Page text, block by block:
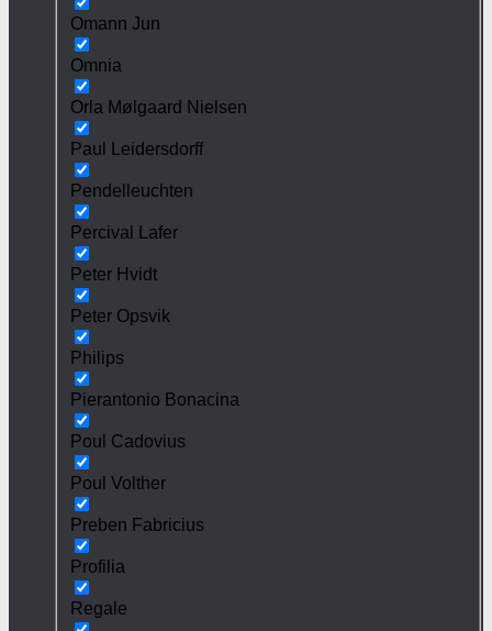
Omann Jun
Omnia
Orla Mølgaard Nielsen
Paul Leidersdorff
Pendelleuchten
Percival Lafer
Peter Hvidt
Peter Opsvik
Philips
Pierantonio Bonacina
Poul Cadovius
Poul Volther
Preben Fabricius
Profilia
Regale